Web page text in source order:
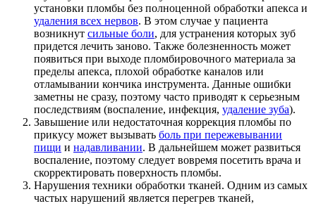
установки пломбы без полноценной обработки апекса и
удаления всех нервов. В этом случае у пациента
возникнут сильные боли, для устранения которых зуб
придется лечить заново. Также болезненность может
появиться при выходе пломбировочного материала за
пределы апекса, плохой обработке каналов или
отламывании кончика инструмента. Данные ошибки
заметны не сразу, поэтому часто приводят к серьезным
последствиям (воспаление, инфекция, удаление зуба).
Завышение или недостаточная коррекция пломбы по
прикусу может вызывать боль при пережевывании
пищи и надавливании. В дальнейшем может развиться
воспаление, поэтому следует вовремя посетить врача и
скорректировать поверхность пломбы.
Нарушения техники обработки тканей. Одним из самых
частых нарушений является перегрев тканей,